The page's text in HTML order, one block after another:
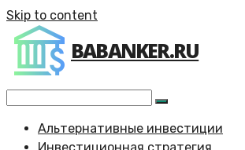
Skip to content
BABANKER.RU
Альтернативные инвестиции